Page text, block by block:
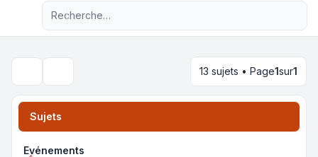
Recherche avancée
13 sujets • Page1sur1
Sujets
Evénements